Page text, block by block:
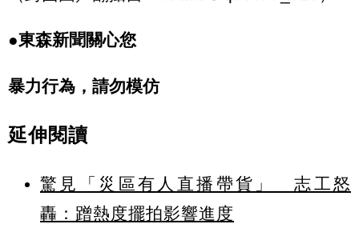
●東森新聞關心您
暴力行為，請勿模仿
延伸閱讀
驚見「災區有人直播帶貨」 志工怒
轟：蹭熱度擺拍影響進度